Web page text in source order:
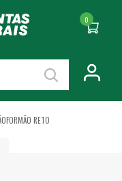
0
FORMÃO RETO